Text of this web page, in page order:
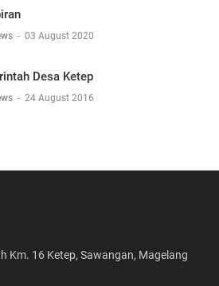
- 03 August 2020
Desa Ketep
- 24 August 2016
Km. 16 Ketep, Sawangan, Magelang